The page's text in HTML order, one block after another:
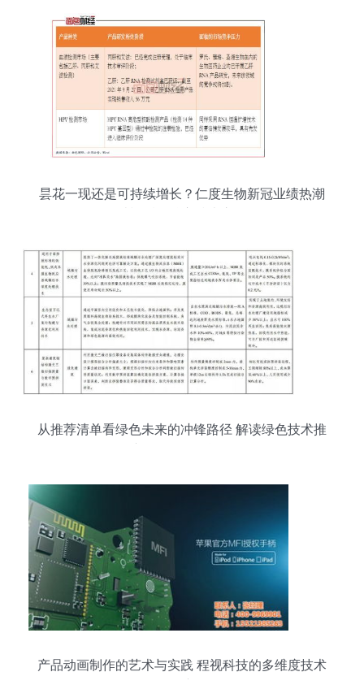
昙花一现还是可持续增长？仁度生物新冠业绩热潮
从推荐清单看绿色未来的冲锋路径 解读绿色技术推
产品动画制作的艺术与实践 程视科技的多维度技术